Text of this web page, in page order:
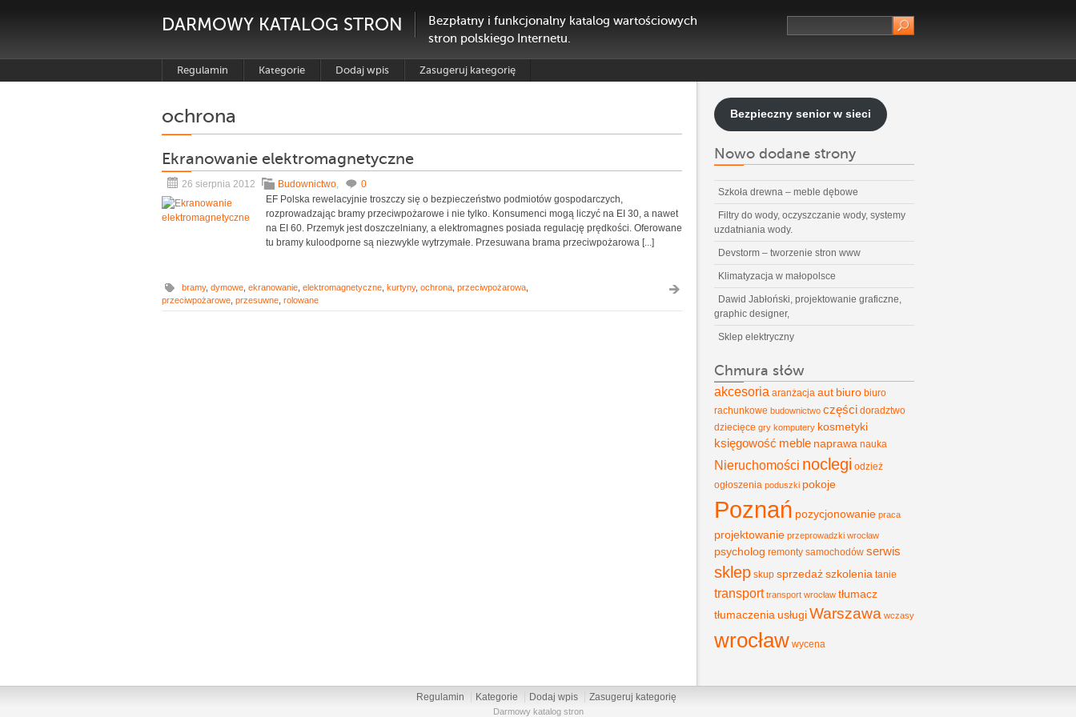
DARMOWY KATALOG STRON
Bezpłatny i funkcjonalny katalog wartościowych
stron polskiego Internetu.
Regulamin Kategorie Dodaj wpis Zasugeruj kategorię
ochrona
Ekranowanie elektromagnetyczne
26 sierpnia 2012 Budownictwo,
0
EF Polska rewelacyjnie troszczy się o bezpieczeństwo podmiotów gospodarczych,
rozprowadzając bramy przeciwpożarowe i nie tylko. Konsumenci mogą liczyć na EI 30, a nawet
na EI 60. Przemyk jest doszczelniany, a elektromagnes posiada regulację prędkości. Oferowane
tu bramy kuloodporne są niezwykle wytrzymałe. Przesuwana brama przeciwpożarowa [...]
bramy, dymowe ekranowanie elektromagnetyczne kurtyny, ochrona przeciwpożarowa
przeciwpożarowe przesuwne rolowane
Bezpieczny senior w sieci
Nowo dodane strony
Szkoła drewna – meble dębowe
Filtry do wody, oczyszczanie wody, systemy
uzdatniania wody.
Devstorm – tworzenie stron www
Klimatyzacja w małopolsce
Dawid Jabłoński, projektowanie graficzne,
graphic designer,
Sklep elektryczny
Chmura słów
akcesoria aranżacja aut biuro biuro
rachunkowe budownictwo części doradztwo
dziecięce gry komputery kosmetyki
księgowość meble naprawa nauka
Nieruchomości noclegi odzież
ogłoszenia poduszki pokoje
Poznań pozycjonowanie praca
projektowanie przeprowadzki wrocław
psycholog remonty samochodów serwis
sklep skup sprzedaższkolenia tanie
transport transport wrocław tłumacz
tłumaczenia usługiWarszawa wczasy
wrocław wycena
Regulamin Kategorie Dodaj wpis Zasugeruj kategorię
Darmowy katalog stron